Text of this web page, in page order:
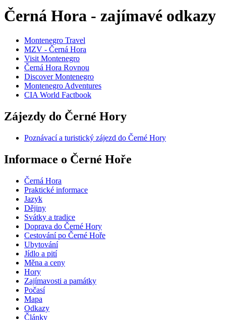
Černá Hora - zajímavé odkazy
Montenegro Travel
MZV - Černá Hora
Visit Montenegro
Černá Hora Rovnou
Discover Montenegro
Montenegro Adventures
CIA World Factbook
Zájezdy do Černé Hory
Poznávací a turistický zájezd do Černé Hory
Informace o Černé Hoře
Černá Hora
Praktické informace
Jazyk
Dějiny
Svátky a tradice
Doprava do Černé Hory
Cestování po Černé Hoře
Ubytování
Jídlo a pití
Měna a ceny
Hory
Zajímavosti a památky
Počasí
Mapa
Odkazy
Články